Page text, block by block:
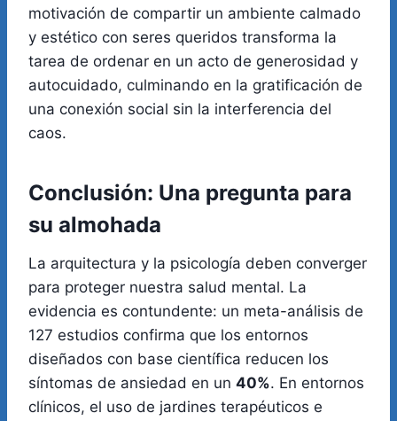
motivación de compartir un ambiente calmado
y estético con seres queridos transforma la
tarea de ordenar en un acto de generosidad y
autocuidado, culminando en la gratificación de
una conexión social sin la interferencia del
caos.
Conclusión: Una pregunta para
su almohada
La arquitectura y la psicología deben converger
para proteger nuestra salud mental. La
evidencia es contundente: un meta-análisis de
127 estudios confirma que los entornos
diseñados con base científica reducen los
síntomas de ansiedad en un 40%. En entornos
clínicos, el uso de jardines terapéuticos e